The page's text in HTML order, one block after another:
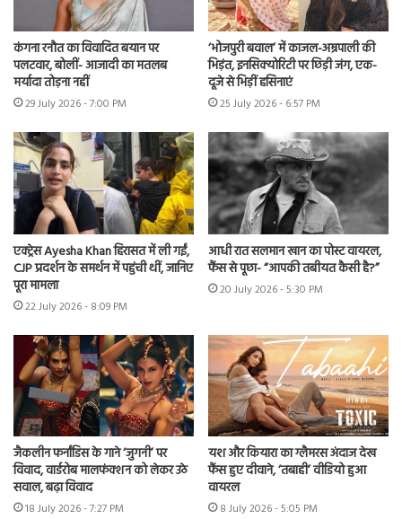
कंगना रनौत का विवादित बयान पर
पलटवार, बोलीं- आजादी का मतलब
मर्यादा तोड़ना नहीं
29 July 2026 - 7:00 PM
‘भोजपुरी बवाल’ में काजल-अम्रपाली की
भिड़ंत, इनसिक्योरिटी पर छिड़ी जंग, एक-
दूजे से भिड़ीं हसिनाएं
25 July 2026 - 6:57 PM
एक्ट्रेस Ayesha Khan हिरासत में ली गईं,
CJP प्रदर्शन के समर्थन में पहुंची थीं, जानिए
पूरा मामला
22 July 2026 - 8:09 PM
आधी रात सलमान खान का पोस्ट वायरल,
फैंस से पूछा- “आपकी तबीयत कैसी है?”
20 July 2026 - 5:30 PM
जैकलीन फर्नांडिस के गाने ‘जुगनी’ पर
विवाद, वार्डरोब मालफंक्शन को लेकर उठे
सवाल, बढ़ा विवाद
18 July 2026 - 7:27 PM
यश और कियारा का ग्लैमरस अंदाज देख
फैंस हुए दीवाने, ‘तबाही’ वीडियो हुआ
वायरल
8 July 2026 - 5:05 PM